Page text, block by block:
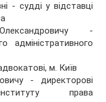
- судді у відставці
-
адміністративного
м. Київ
- директорові
права